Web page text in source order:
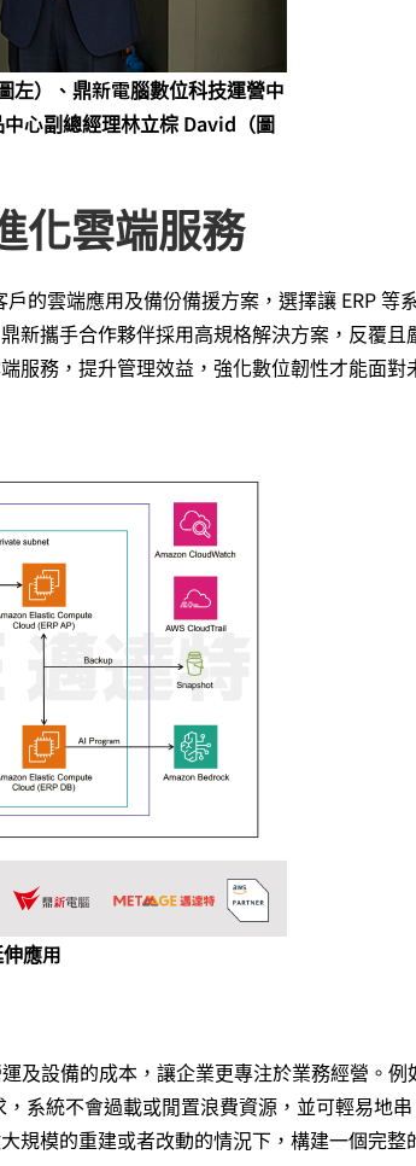
左）、鼎新電腦數位科技運營中
心副總經理林立棕 David（圖
化雲端服務
的雲端應用及備份備援方案，選擇讓 ERP 等
新攜手合作夥伴採用高規格解決方案，反覆且
服務，提升管理效益，強化數位韌性才能面對
應用
及設備的成本，讓企業更專注於業務經營。例
系統不會過載或閒置浪費資源，並可輕易地串
規模的重建或者改動的情況下，構建一個完整